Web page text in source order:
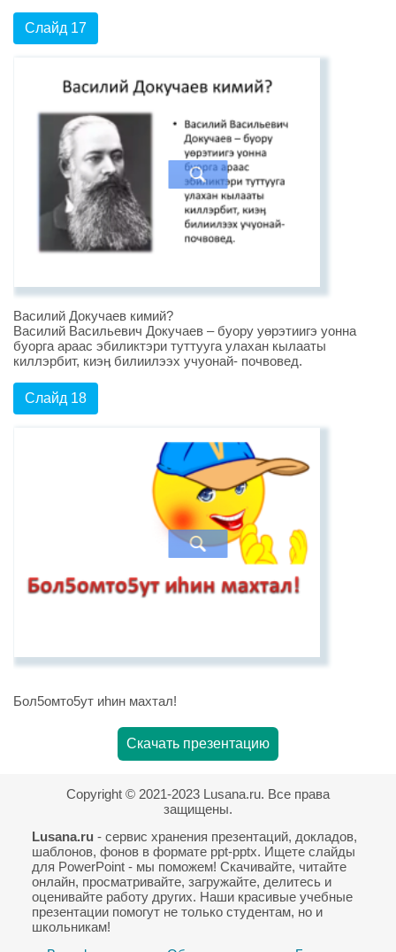
Слайд 17
Василий Докучаев кимий?
Василий Васильевич Докучаев – буору уөрэтиигэ уонна
буорга араас эбиликтэри туттууга улахан кылааты
киллэрбит, киэӊ билиилээх учуонай- почвовед.
Слайд 18
Бол5омто5ут иhин махтал!
Скачать презентацию
Copyright © 2021-2023 Lusana.ru. Все права
защищены.
Lusana.ru - сервис хранения презентаций, докладов,
шаблонов, фонов в формате ppt-pptx. Ищете слайды
для PowerPoint - мы поможем! Скачивайте, читайте
онлайн, просматривайте, загружайте, делитесь и
оценивайте работу других. Наши красивые учебные
презентации помогут не только студентам, но и
школьникам!